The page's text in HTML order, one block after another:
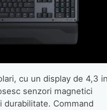
cu un display de 4,3
senzori magnetici
durabilitate. Command